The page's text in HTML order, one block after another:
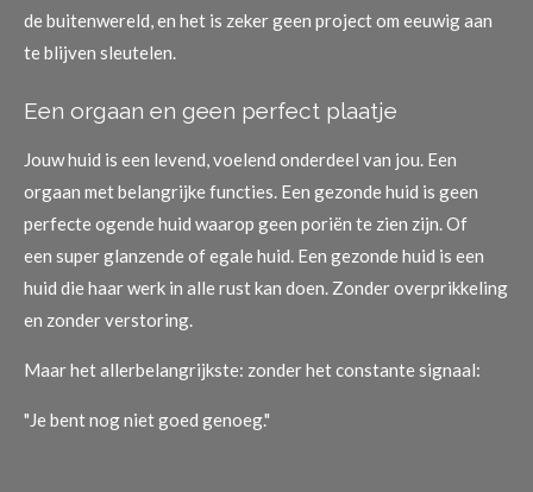
de buitenwereld, en het is zeker geen project om eeuwig aan
te blijven sleutelen.
Een orgaan en geen perfect plaatje
Jouw huid is een levend, voelend onderdeel van jou. Een
orgaan met belangrijke functies. Een gezonde huid is geen
perfecte ogende huid waarop geen poriën te zien zijn. Of
een super glanzende of egale huid. Een gezonde huid is een
huid die haar werk in alle rust kan doen. Zonder overprikkeling
en zonder verstoring.
Maar het allerbelangrijkste: zonder het constante signaal:
"Je bent nog niet goed genoeg."